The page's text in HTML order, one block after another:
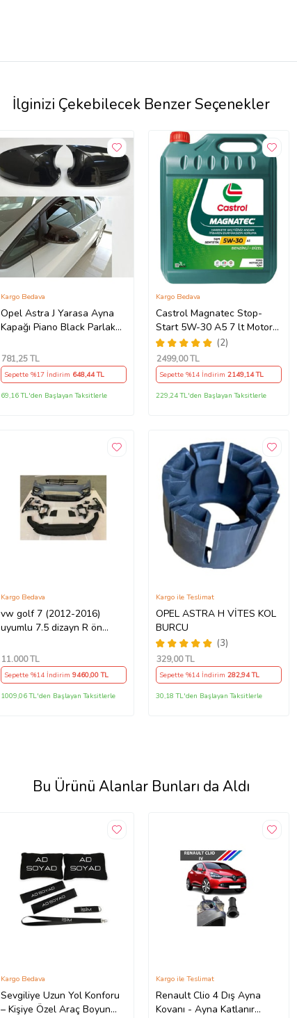
İlginizi Çekebilecek Benzer Seçenekler
Opel Astra J Yarasa Ayna
Kapağı Piano Black Parlak
Kargo Bedava
781,25 TL
Sepette %17 İndirim 648,44 TL
69,16 TL'den Başlayan Taksitlerle
Castrol Magnatec Stop-
Start 5W-30 A5 7 lt Motor
Yağı Ü.T 2024 (2)
Kargo Bedava
2499,00 TL
Sepette %14 İndirim 2149,14 TL
229,24 TL'den Başlayan Taksitlerle
vw golf 7 (2012-2016)
uyumlu 7.5 dizayn R ön
Kargo Bedava
11.000TL
Sepette %14 İndirim 9460,00 TL
1009,06 TL'den Başlayan Taksitlerle
OPEL ASTRA H VİTES KOL
BURCU
(3)
Kargo ile Teslimat
329,00 TL
Sepette %14 İndirim 282,94 TL
30,18 TL'den Başlayan Taksitlerle
Bu Ürünü Alanlar Bunları da Aldı
Sevgiliye Uzun Yol Konforu
– Kişiye Özel Araç Boyun
Kargo Bedava
Renault Clio 4 Dış Ayna
Kovanı - Ayna Katlanır
Kargo ile Teslimat